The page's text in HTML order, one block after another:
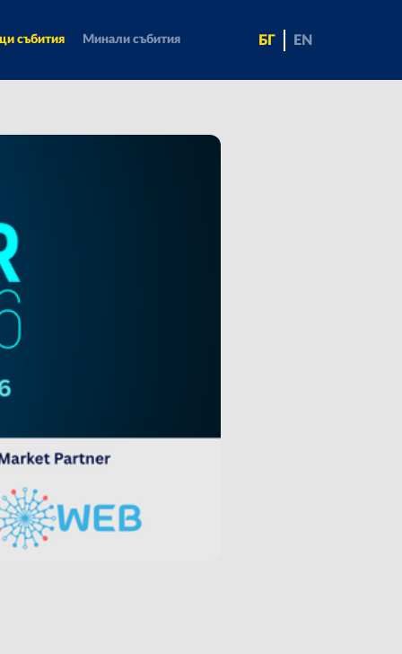
събития Минали събития БГ EN